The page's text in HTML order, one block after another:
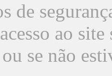
de
ao
ou se não